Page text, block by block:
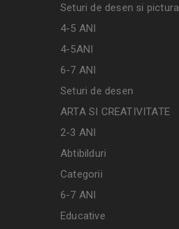
Seturi de desen si pictura
4-5 ANI
4-5ANI
6-7 ANI
Seturi de desen
ARTA SI CREATIVITATE
2-3 ANI
Abtibilduri
Categorii
6-7 ANI
Educative